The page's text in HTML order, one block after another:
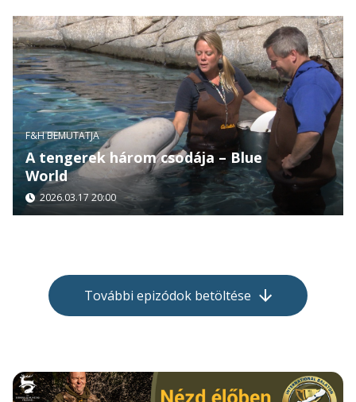
F&H BEMUTATJA
A tengerek három csodája – Blue
World
2026.03.17 20:00
További epizódok betöltése